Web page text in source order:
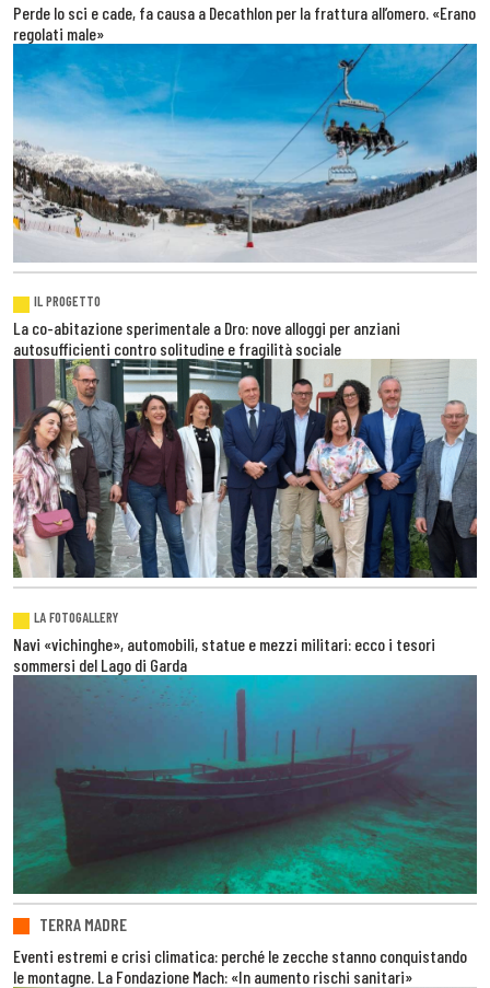
Perde lo sci e cade, fa causa a Decathlon per la frattura all’omero. «Erano
regolati male»
IL PROGETTO
La co-abitazione sperimentale a Dro: nove alloggi per anziani
autosufficienti contro solitudine e fragilità sociale
LA FOTOGALLERY
Navi «vichinghe», automobili, statue e mezzi militari: ecco i tesori
sommersi del Lago di Garda
TERRA MADRE
Eventi estremi e crisi climatica: perché le zecche stanno conquistando
le montagne. La Fondazione Mach: «In aumento rischi sanitari»